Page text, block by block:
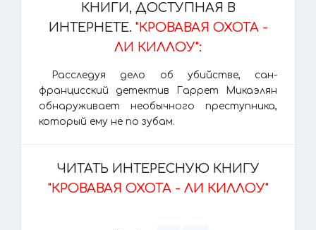
КНИГИ, ДОСТУПНАЯ В
ИНТЕРНЕТЕ. "КРОВАВАЯ ОХОТА -
ЛИ КИЛЛОУ":
Расследуя дело об убийстве, сан-
францисский детектив Гаррет Микаэлян
обнаруживает необычного преступника,
который ему не по зубам.
ЧИТАТЬ ИНТЕРЕСНУЮ КНИГУ
"КРОВАВАЯ ОХОТА - ЛИ КИЛЛОУ"